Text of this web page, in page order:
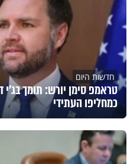
חדשות היום
טראמפ סימן יורש: תומך בג'י
כמחליפו העתידי